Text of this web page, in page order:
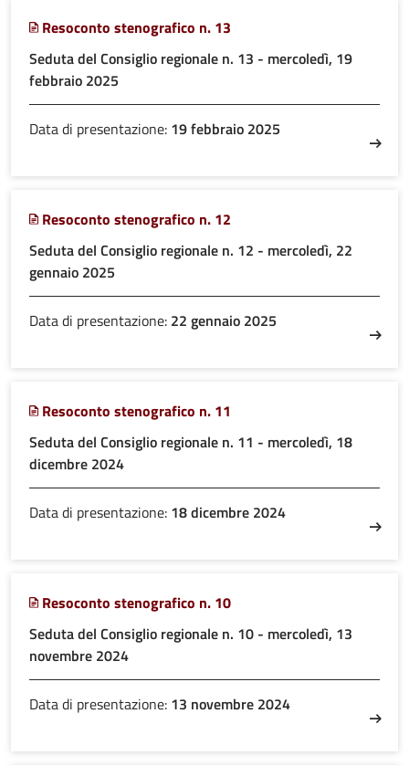
Resoconto stenografico n. 13
Seduta del Consiglio regionale n. 13 - mercoledì, 19
febbraio 2025
Data di presentazione: 19 febbraio 2025
Resoconto stenografico n. 12
Seduta del Consiglio regionale n. 12 - mercoledì, 22
gennaio 2025
Data di presentazione: 22 gennaio 2025
Resoconto stenografico n. 11
Seduta del Consiglio regionale n. 11 - mercoledì, 18
dicembre 2024
Data di presentazione: 18 dicembre 2024
Resoconto stenografico n. 10
Seduta del Consiglio regionale n. 10 - mercoledì, 13
novembre 2024
Data di presentazione: 13 novembre 2024